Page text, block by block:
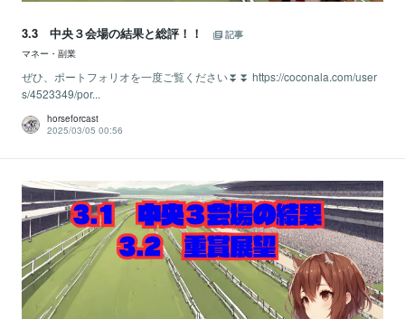
3.3 中央３会場の結果と総評！！
記事
マネー・副業
ぜひ、ポートフォリオを一度ご覧ください⏬⏬ https://coconala.com/user
s/4523349/por...
horseforcast
2025/03/05 00:56